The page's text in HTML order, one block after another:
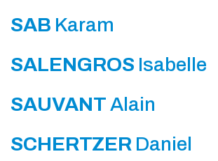
SAB Karam
SALENGROS Isabelle
SAUVANTAlain
SCHERTZER Daniel